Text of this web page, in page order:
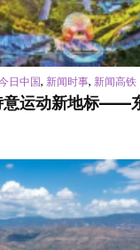
日中国, 新闻时事, 新闻高铁
意运动新地标——